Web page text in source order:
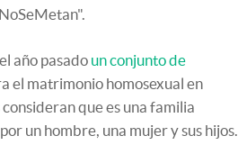
año pasado un conjunto de
el matrimonio homosexual en
que es una familia
un hombre, una mujer y sus hijos.